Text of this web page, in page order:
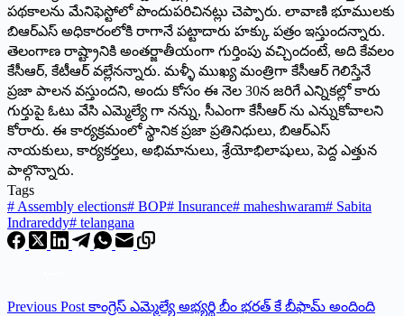
పథకాలను మేనిఫెస్టోలో పొందుపరిచినట్లు చెప్పారు. లావాణి భూములకు
బిఆర్ఎస్ అధికారంలోకి రాగానే పట్టాదారు హక్కు పత్రం ఇస్తుందన్నారు.
తెలంగాణ రాష్ట్రానికి అంతర్జాతీయంగా గుర్తింపు వచ్చిందంటే, అది కేవలం
కేసీఆర్, కేటీఆర్ వల్లేనన్నారు. మళ్ళీ ముఖ్య మంత్రిగా కేసీఆర్ గెలిస్తేనే
ప్రజా పాలన వస్తుందని, అందు కోసం ఈ నెల 30న జరిగే ఎన్నికల్లో కారు
గుర్తుపై ఓటు వేసి ఎమ్మెల్యే గా నన్ను, సీఎంగా కేసీఆర్ ను ఎన్నుకోవాలని
కోరారు. ఈ కార్యక్రమంలో స్థానిక ప్రజా ప్రతినిధులు, బిఆర్ఎస్
నాయకులు, కార్యకర్తలు, అభిమానులు, శ్రేయోభిలాషులు, పెద్ద ఎత్తున
పాల్గొన్నారు.
Tags
# Assembly elections# BOP# Insurance# maheshwaram# Sabita
Indrareddy# telangana
Previous Post కాంగ్రెస్ ఎమ్మెల్యే అభ్యర్థి బీం భరత్ కే బీఫామ్ అందింది